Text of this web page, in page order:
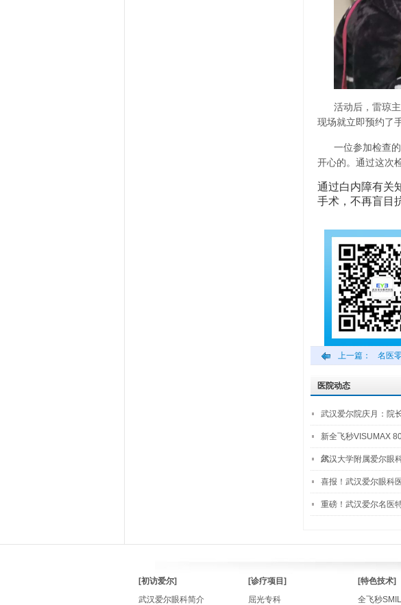
活动后，雷琼
现场就立即预约了
一位参加检查
开心的。通过这次
通过白内障有关
手术，不再盲目
上一篇： 名医
医院动态
武汉爱尔院庆月：院
新全飞秒VISUMAX
尔…
武汉大学附属爱尔眼
喜报！武汉爱尔眼科
重磅！武汉爱尔名医
[初访爱尔]
武汉爱尔眼科简介
[诊疗项目]
屈光专科
[特色技术]
全飞秒